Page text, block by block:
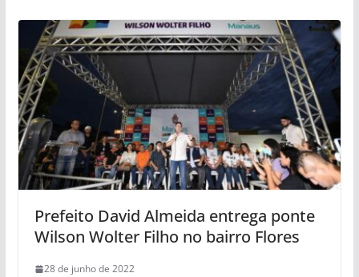
Prefeito David Almeida entrega ponte
Wilson Wolter Filho no bairro Flores
28 de junho de 2022